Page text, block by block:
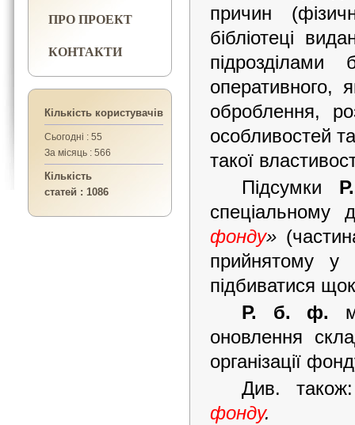
ПРО ПРОЕКТ
КОНТАКТИ
Кількість користувачів
Сьогодні : 55
За місяць : 566
Кількість
статей : 1086
причин
бібліотеці
оперативного,
оброблення,
особливостей
такої
Підсумки
спеціальному
фонду»
прийнятому у
підбиватися
Р. б. ф.
оновлення
організації
Див.
фонду.